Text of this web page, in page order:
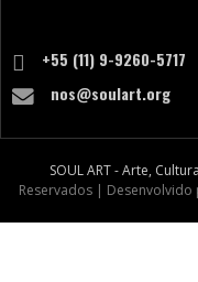
+55 (11) 9-9260-5717
nos@soulart.org
SOUL ART - Arte,
Reservados |